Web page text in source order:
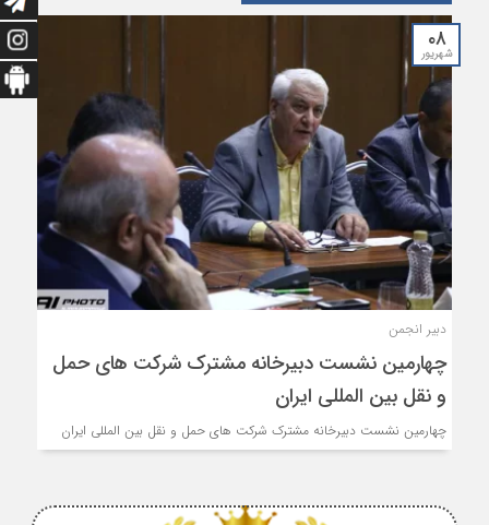
۰۸
شهریور
دبیر انجمن
چهارمین نشست دبیرخانه مشترک شرکت های حمل
و نقل بین المللی ایران
چهارمین نشست دبیرخانه مشترک شرکت های حمل و نقل بین المللی ایران